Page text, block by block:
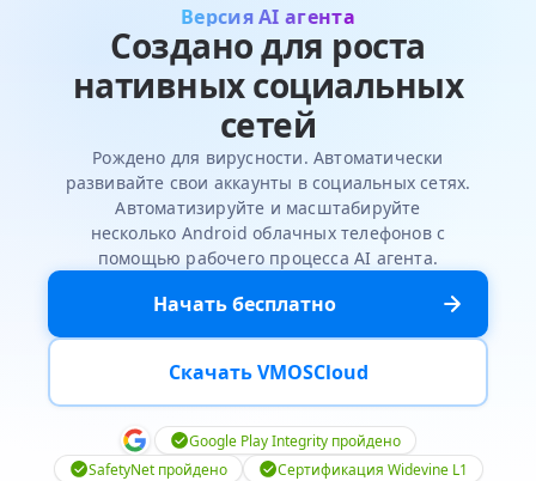
Версия AI агента
Начать бесплатно
Скачать VMOSCloud
Создано для роста
нативных социальных
сетей
Рождено для вирусности. Автоматически
развивайте свои аккаунты в социальных сетях.
Автоматизируйте и масштабируйте
несколько Android облачных телефонов с
помощью рабочего процесса AI агента.
Google Play Integrity пройдено
SafetyNet пройдено
Сертификация Widevine L1